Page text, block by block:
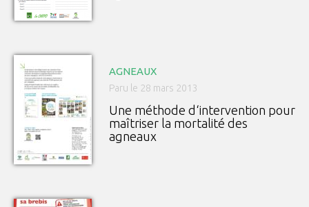
AGNEAUX
Paru le 28 mars 2013
Une méthode d‘intervention pour
maîtriser la mortalité des
agneaux